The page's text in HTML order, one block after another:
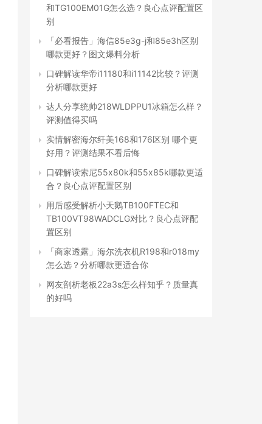
和TG100EM01G怎么选？良心点评配置区
别
「必看报告」海信85e3g-j和85e3h区别
哪款更好？图文爆料分析
口碑解读华帝i11180和i11142比较？评测
分析哪款更好
达人分享统帅218WLDPPU1冰箱怎么样？
评测值得买吗
实情解密海尔纤美168和176区别 哪个更
好用？评测结果不看后悔
口碑解读索尼55x80k和55x85k哪款更适
合？良心点评配置区别
用后感受解析小天鹅TB100FTEC和
TB100VT98WADCLG对比？良心点评配
置区别
「商家透露」海尔洗衣机R198和r018my
怎么选？分析哪款更适合你
网友剖析老板22a3s怎么样知乎？质量真
的好吗